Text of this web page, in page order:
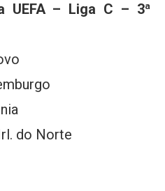
UEFA – Liga C – 3ª
do Norte